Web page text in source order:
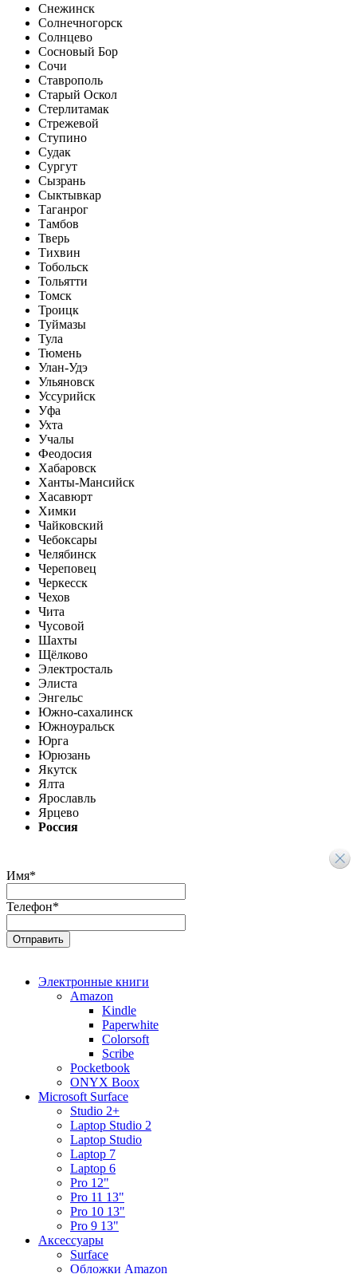
Снежинск
Солнечногорск
Солнцево
Сосновый Бор
Сочи
Ставрополь
Старый Оскол
Стерлитамак
Стрежевой
Ступино
Судак
Сургут
Сызрань
Сыктывкар
Таганрог
Тамбов
Тверь
Тихвин
Тобольск
Тольятти
Томск
Троицк
Туймазы
Тула
Тюмень
Улан-Удэ
Ульяновск
Уссурийск
Уфа
Ухта
Учалы
Феодосия
Хабаровск
Ханты-Мансийск
Хасавюрт
Химки
Чайковский
Чебоксары
Челябинск
Череповец
Черкесск
Чехов
Чита
Чусовой
Шахты
Щёлково
Электросталь
Элиста
Энгельс
Южно-сахалинск
Южноуральск
Юрга
Юрюзань
Якутск
Ялта
Ярославль
Ярцево
Россия
Имя*
Телефон*
Электронные книги
Amazon
Kindle
Paperwhite
Colorsoft
Scribe
Pocketbook
ONYX Boox
Microsoft Surface
Studio 2+
Laptop Studio 2
Laptop Studio
Laptop 7
Laptop 6
Pro 12"
Pro 11 13"
Pro 10 13"
Pro 9 13"
Аксессуары
Surface
Обложки Amazon